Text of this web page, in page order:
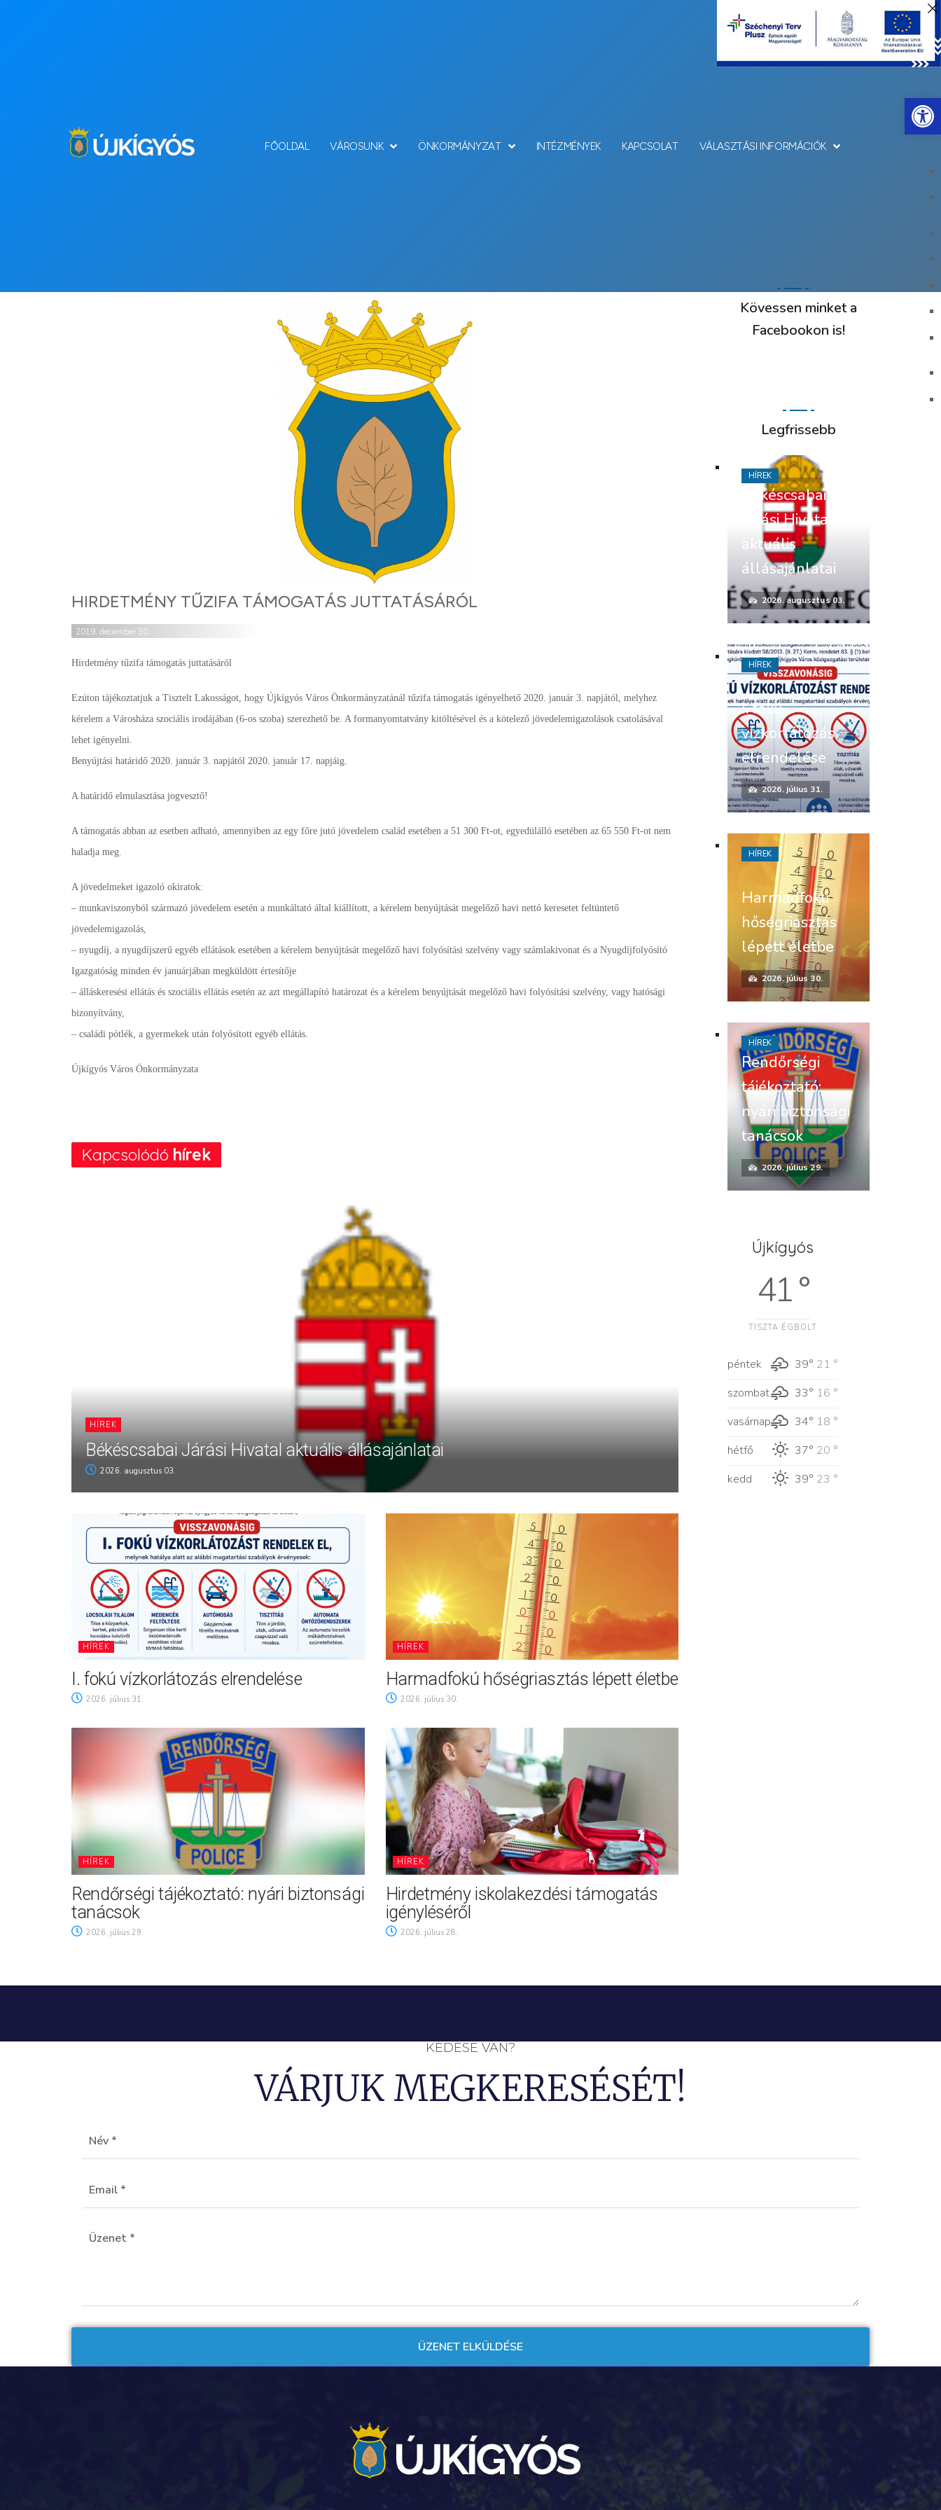
FŐOLDAL VÁROSUNK ÖNKORMÁNYZAT INTÉZMÉNYEK KAPCSOLAT VÁLASZTÁSI INFORMÁCIÓK
HIRDETMÉNY TŰZIFA TÁMOGATÁS JUTTATÁSÁRÓL
2019. december 30.
Hirdetmény tűzifa támogatás juttatásáról
Ezúton tájékoztatjuk a Tisztelt Lakosságot, hogy Újkígyós Város Önkormányzatánál tűzifa támogatás igényelhető 2020. január 3. napjától, melyhez
kérelem a Városháza szociális irodájában (6-os szoba) szerezhető be. A formanyomtatvány kitöltésével és a kötelező jövedelemigazolások csatolásával
lehet igényelni.
Benyújtási határidő 2020. január 3. napjától 2020. január 17. napjáig.
A határidő elmulasztása jogvesztő!
A támogatás abban az esetben adható, amennyiben az egy főre jutó jövedelem család esetében a 51 300 Ft-ot, egyedülálló esetében az 65 550 Ft-ot nem
haladja meg.
A jövedelmeket igazoló okiratok:
– munkaviszonyból származó jövedelem esetén a munkáltató által kiállított, a kérelem benyújtását megelőző havi nettó keresetet feltüntető
jövedelemigazolás,
– nyugdíj, a nyugdíjszerű egyéb ellátások esetében a kérelem benyújtását megelőző havi folyósítási szelvény vagy számlakivonat és a Nyugdíjfolyósító
Igazgatóság minden év januárjában megküldött értesítője
– álláskeresési ellátás és szociális ellátás esetén az azt megállapító határozat és a kérelem benyújtását megelőző havi folyósítási szelvény, vagy hatósági
bizonyítvány,
– családi pótlék, a gyermekek után folyósított egyéb ellátás.
Újkígyós Város Önkormányzata
Kapcsolódó hírek
HÍREK
Békéscsabai Járási Hivatal aktuális állásajánlatai
2026. augusztus 03.
HÍREK
I. fokú vízkorlátozás elrendelése
2026. július 31.
HÍREK
Harmadfokú hőségriasztás lépett életbe
2026. július 30.
HÍREK
Rendőrségi tájékoztató: nyári biztonsági
tanácsok
2026. július 29.
HÍREK
Hirdetmény iskolakezdési támogatás
igényléséről
2026. július 28.
Kövessen minket a
Facebookon is!
Legfrissebb
Békéscsabai
Járási Hivatal
aktuális
állásajánlatai
2026. augusztus 03.
HÍREK
I. fokú
vízkorlátozás
elrendelése
2026. július 31.
HÍREK
Harmadfokú
hőségriasztás
lépett életbe
2026. július 30.
HÍREK
Rendőrségi
tájékoztató:
nyári biztonsági
tanácsok
2026. július 29.
HÍREK
Újkígyós
41 °
TISZTA ÉGBOLT
péntek 39° 21 °
szombat
33° 16 °
vasárnap
34° 18 °
hétfő
37° 20 °
kedd
39° 23 °
KÉDÉSE VAN?
VÁRJUK MEGKERESÉSÉT!